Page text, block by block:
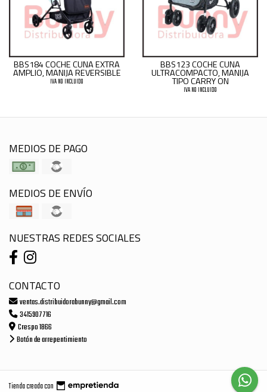
BBS184 COCHE CUNA EXTRA
AMPLIO, MANIJA REVERSIBLE
IVA NO INCLUIDO
BBS123 COCHE CUNA
ULTRACOMPACTO, MANIJA
TIPO CARRY ON
IVA NO INCLUIDO
MEDIOS DE PAGO
MEDIOS DE ENVÍO
NUESTRAS REDES SOCIALES
CONTACTO
ventas.distribuidorabunny@gmail.com
3415907716
Crespo 1866
Botón de arrepentimiento
Tienda creada con